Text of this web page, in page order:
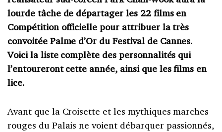
lourde tâche de départager les 22 films en
Compétition officielle pour attribuer la très
convoitée Palme d’Or duFestival de Cannes.
Voici la liste complète des personnalités qui
l’entoureront cette année, ainsi que les films en
lice.
Avant que la Croisette et les mythiques marches
rouges du Palais ne voient débarquer passionnés,